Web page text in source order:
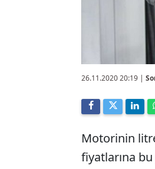
26.11.2020 20:19 |
Motorinin
fiyatlarına